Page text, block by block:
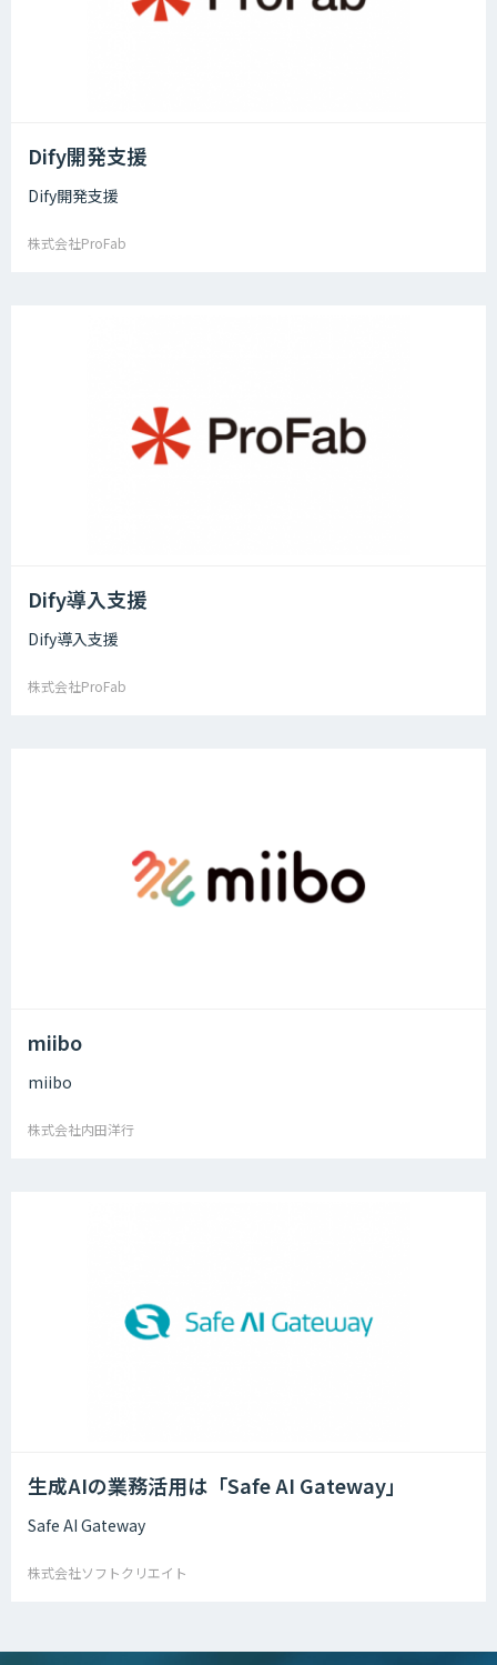
Dify開発支援
Dify開発支援
株式会社ProFab
Dify導入支援
Dify導入支援
株式会社ProFab
miibo
miibo
株式会社内田洋行
生成AIの業務活用は「Safe AI Gateway」
Safe AI Gateway
株式会社ソフトクリエイト